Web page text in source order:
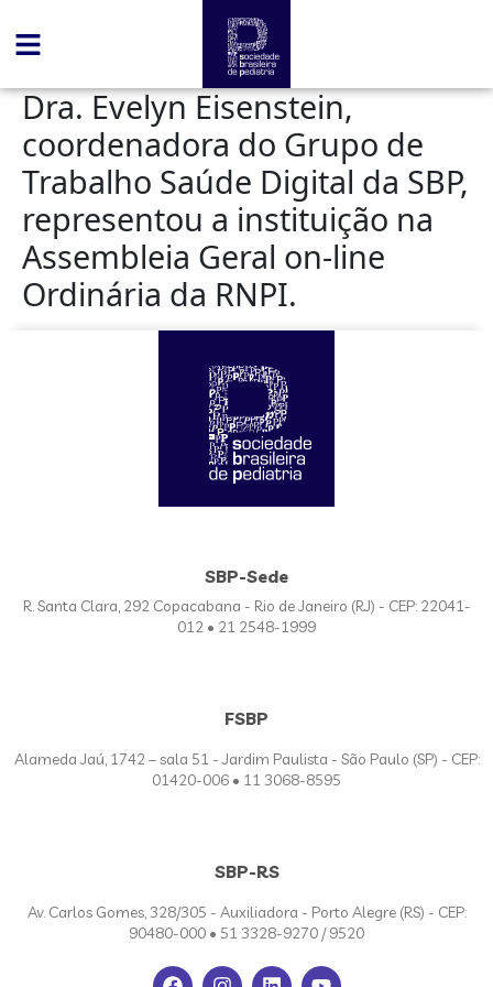
Dra. Evelyn Eisenstein,
coordenadora do Grupo de
Trabalho Saúde Digital da SBP,
representou a instituição na
Assembleia Geral on-line
Ordinária da RNPI.
SBP-Sede
R. Santa Clara, 292 Copacabana - Rio de Janeiro (RJ) - CEP: 22041-
012 • 21 2548-1999
FSBP
Alameda Jaú, 1742 – sala 51 - Jardim Paulista - São Paulo (SP) - CEP:
01420-006 • 11 3068-8595
SBP-RS
Av. Carlos Gomes, 328/305 - Auxiliadora - Porto Alegre (RS) - CEP:
90480-000 • 51 3328-9270 / 9520